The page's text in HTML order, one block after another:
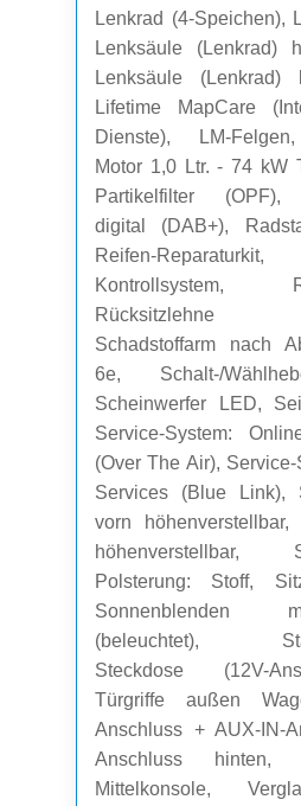
Lenkrad (4-Speichen),
Lenksäule (Lenkrad)
Lenksäule (Lenkrad)
Lifetime MapCare
Dienste), LM-
Motor 1,0 Ltr. - 74 kW
Partikelfilter (OPF),
digital (DAB+),
Reifen-
Kontrollsystem,
Rücksitzlehne
Schadstoffarm nach
6e, Schalt-/
Scheinwerfer LED,
Service-System:
(Over The Air),
Services (Blue Link),
vorn
Polsterung: Stoff,
Sonnenblenden
(beleuchtet),
Steckdose (12V-
Türgriffe außen
Anschluss + AUX-IN-
Anschluss hinten,
Mittelkonsole,